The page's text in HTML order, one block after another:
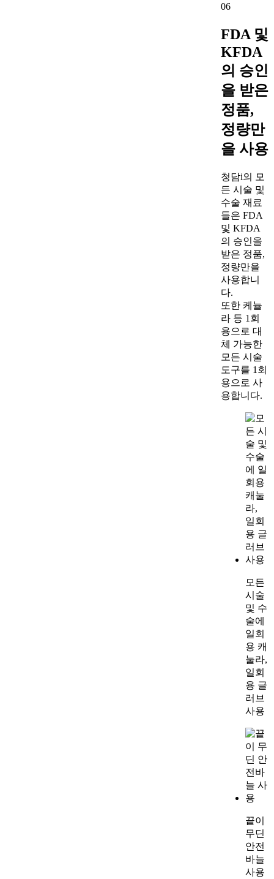
06
FDA 및
KFDA
의 승인
을 받은
정품,
정량만
을 사용
청담i의 모
든 시술 및
수술 재료
들은 FDA
및 KFDA
의 승인을
받은 정품,
정량만을
사용합니
다.
또한 케뉼
라 등 1회
용으로 대
체 가능한
모든 시술
도구를 1회
용으로 사
용합니다.
모든
시술
및 수
술에
일회
용 캐
눌라,
일회
용 글
러브
사용
끝이
무딘
안전
바늘
사용